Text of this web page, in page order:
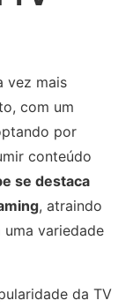
vez mais
com um
por
conteúdo
se destaca
, atraindo
variedade
da TV